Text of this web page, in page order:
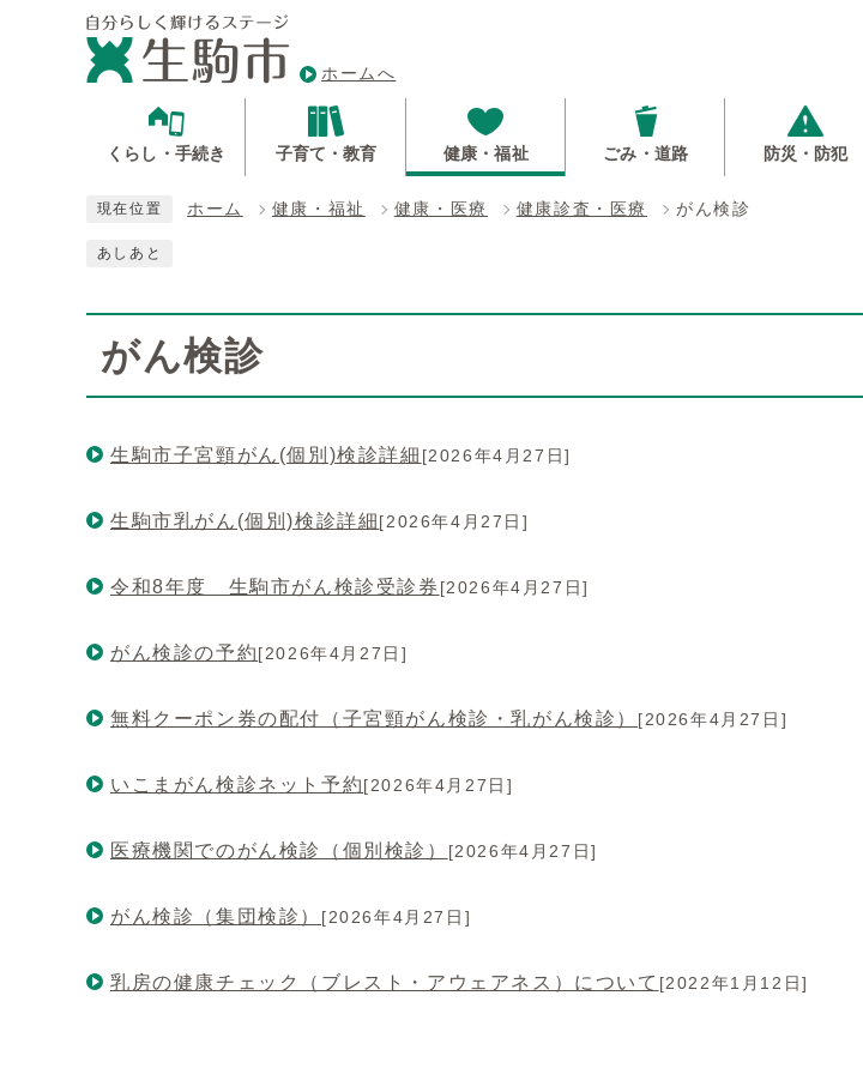
ホームへ
くらし・手続き 子育て・教育 健康・福祉 ごみ・道路 防災・防犯
現在位置 ホーム 健康・福祉 健康・医療 健康診査・医療 がん検診
あしあと
がん検診
生駒市子宮頸がん(個別)検診詳細 [2026年4月27日]
生駒市乳がん(個別)検診詳細[2026年4月27日]
令和8年度 生駒市がん検診受診券 [2026年4月27日]
がん検診の予約[2026年4月27日]
無料クーポン券の配付（子宮頸がん検診・乳がん検診） [2026年4月27日]
いこまがん検診ネット予約[2026年4月27日]
医療機関でのがん検診（個別検診） [2026年4月27日]
がん検診（集団検診） [2026年4月27日]
乳房の健康チェック（ブレスト・アウェアネス）について [2022年1月12日]